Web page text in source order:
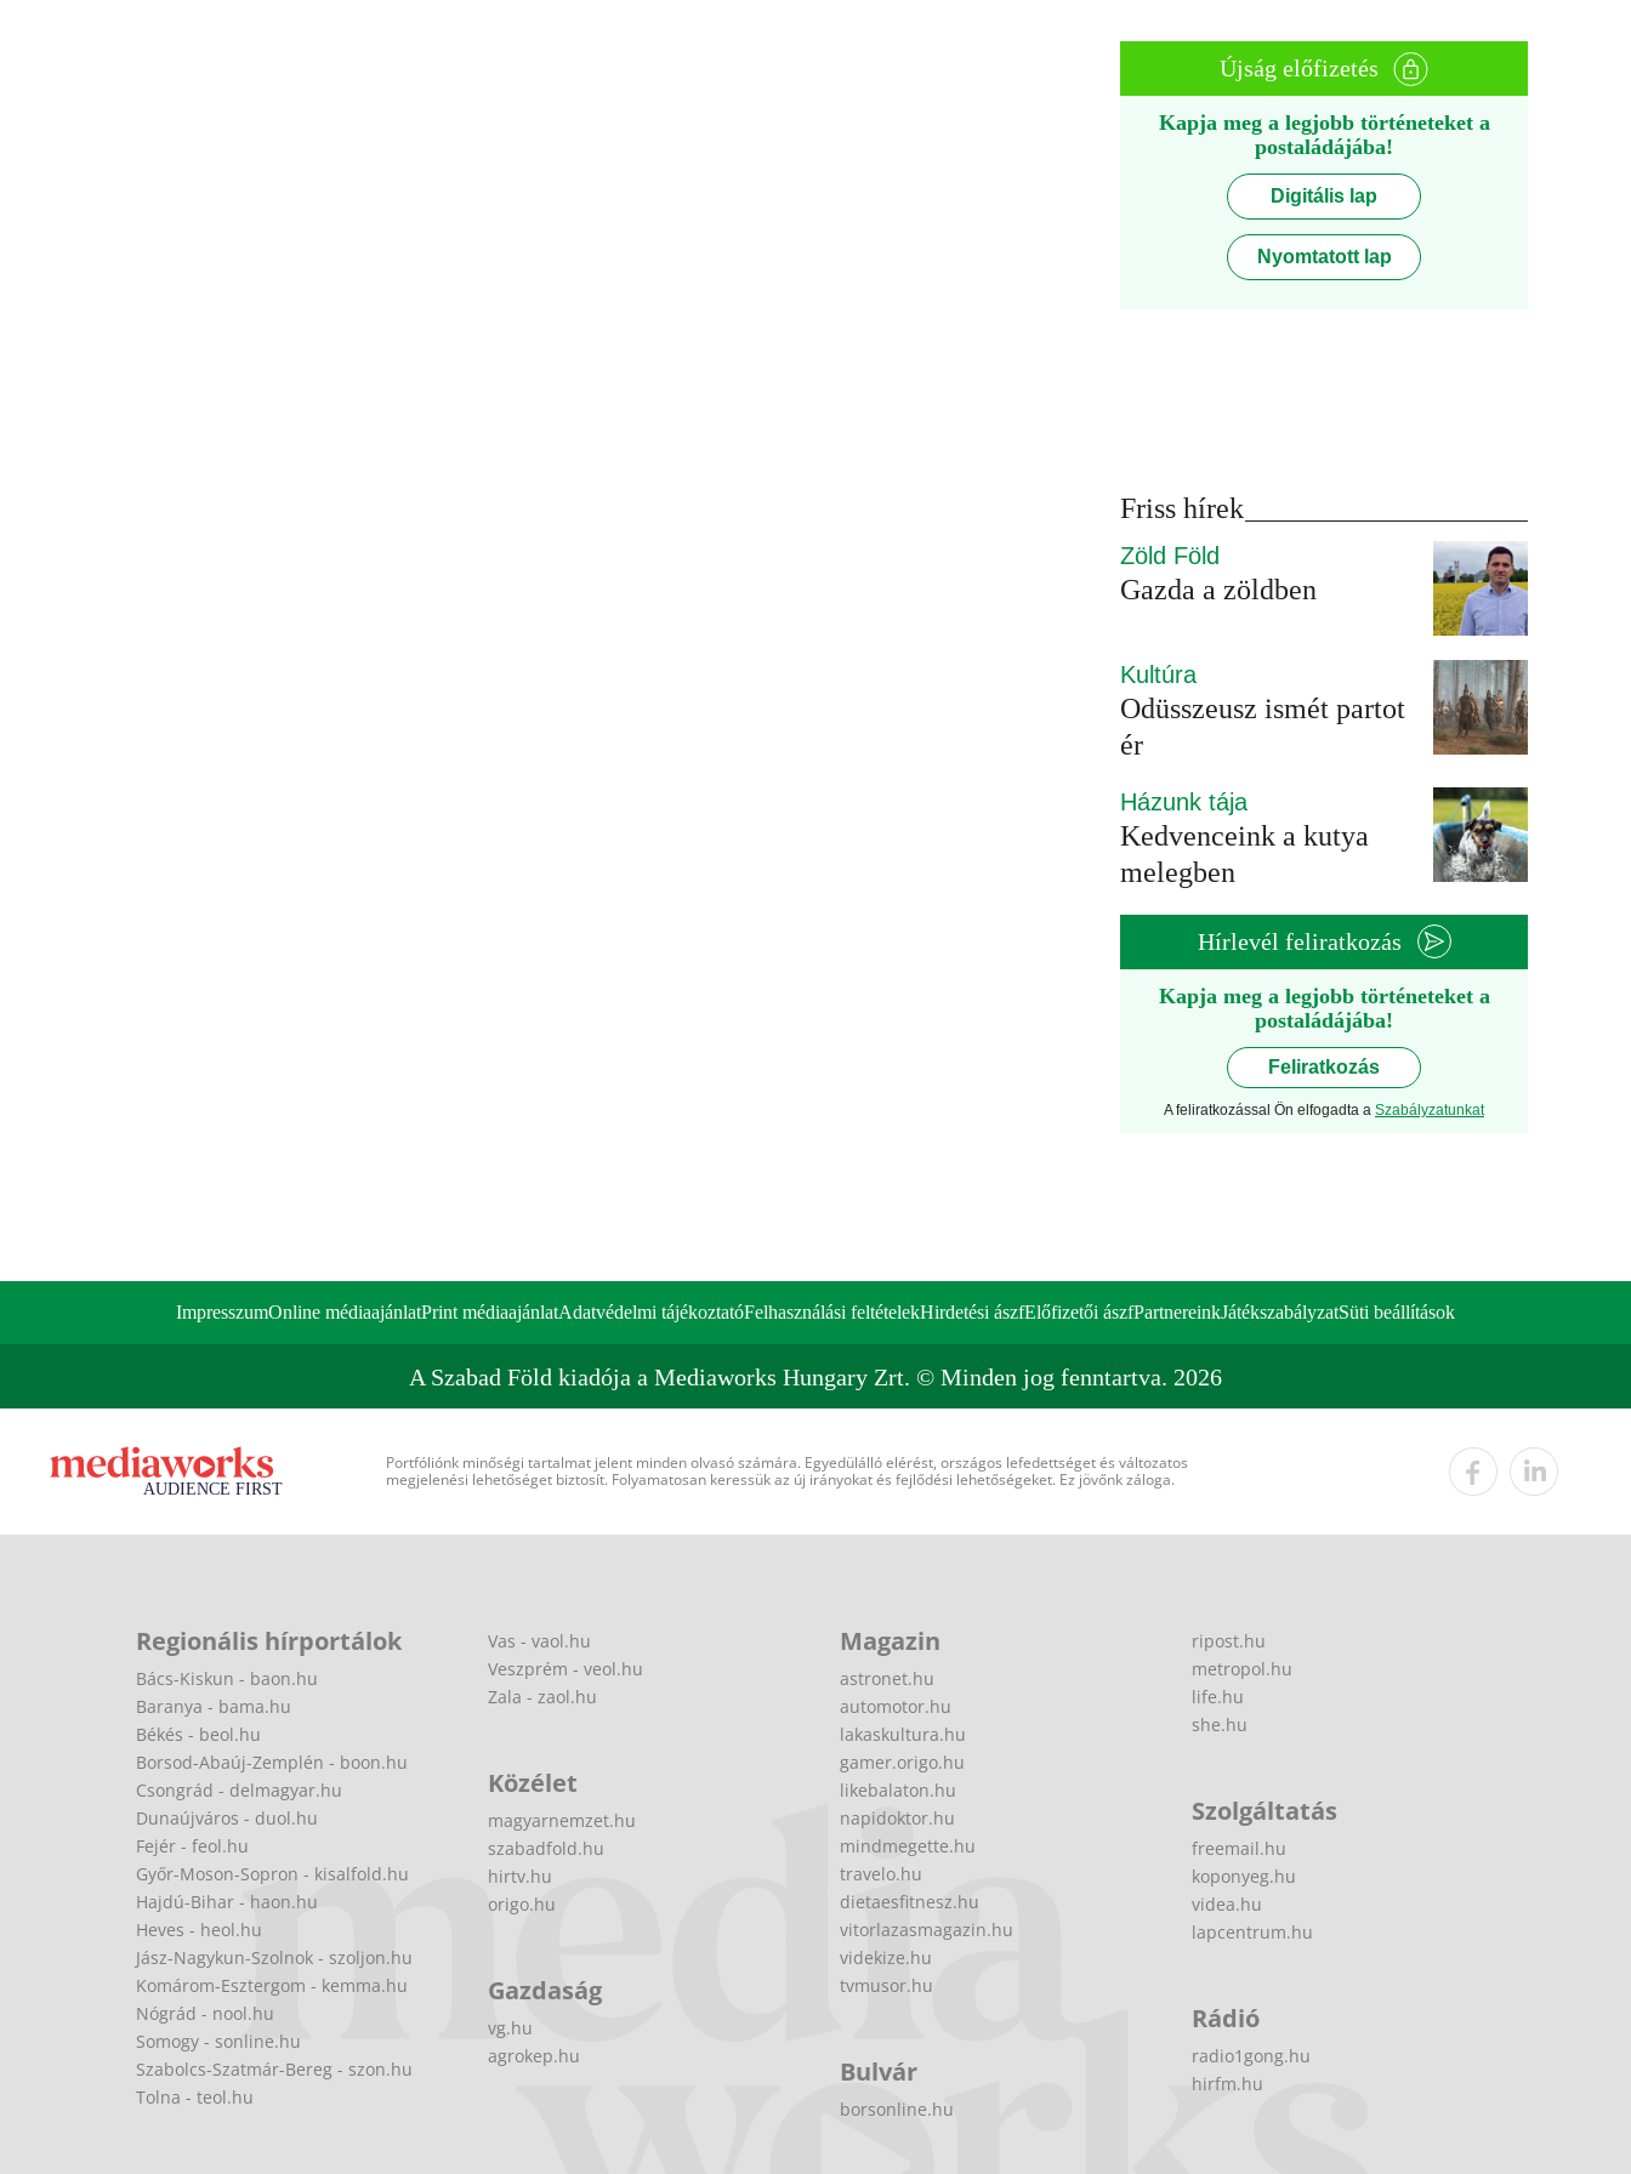
Újság előfizetés
Kapja meg a legjobb történeteket a
postaládájába!
Digitális lap
Nyomtatott lap
Friss hírek
Zöld Föld
Gazda a zöldben
Kultúra
Odüsszeusz ismét partot
ér
Házunk tája
Kedvenceink a kutya
melegben
Hírlevél feliratkozás
Kapja meg a legjobb történeteket a
postaládájába!
Feliratkozás
A feliratkozással Ön elfogadta a Szabályzatunkat
ImpresszumOnline médiaajánlatPrint médiaajánlatAdatvédelmi tájékoztatóFelhasználási feltételekHirdetési ászfElőfizetői ászfPartnereinkJátékszabályzatSüti beállítások
A Szabad Föld kiadója a Mediaworks Hungary Zrt. © Minden jog fenntartva. 2026
Portfóliónk minőségi tartalmat jelent minden olvasó számára. Egyedülálló elérést, országos lefedettséget és változatos
megjelenési lehetőséget biztosít. Folyamatosan keressük az új irányokat és fejlődési lehetőségeket. Ez jövőnk záloga.
Regionális hírportálok
Bács-Kiskun - baon.hu
Baranya - bama.hu
Békés - beol.hu
Borsod-Abaúj-Zemplén - boon.hu
Csongrád - delmagyar.hu
Dunaújváros - duol.hu
Fejér - feol.hu
Győr-Moson-Sopron - kisalfold.hu
Hajdú-Bihar - haon.hu
Heves - heol.hu
Jász-Nagykun-Szolnok - szoljon.hu
Komárom-Esztergom - kemma.hu
Nógrád - nool.hu
Somogy - sonline.hu
Szabolcs-Szatmár-Bereg - szon.hu
Tolna - teol.hu
Vas - vaol.hu
Veszprém - veol.hu
Zala - zaol.hu
Közélet
magyarnemzet.hu
szabadfold.hu
hirtv.hu
origo.hu
Gazdaság
vg.hu
agrokep.hu
Magazin
astronet.hu
automotor.hu
lakaskultura.hu
gamer.origo.hu
likebalaton.hu
napidoktor.hu
mindmegette.hu
travelo.hu
dietaesfitnesz.hu
vitorlazasmagazin.hu
videkize.hu
tvmusor.hu
Bulvár
borsonline.hu
ripost.hu
metropol.hu
life.hu
she.hu
Szolgáltatás
freemail.hu
koponyeg.hu
videa.hu
lapcentrum.hu
Rádió
radio1gong.hu
hirfm.hu